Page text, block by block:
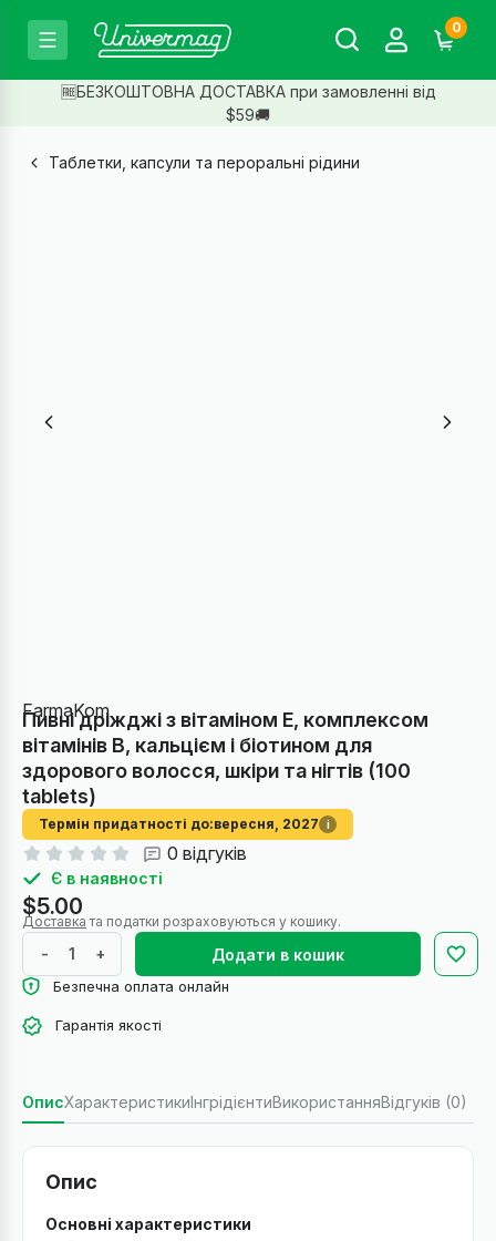
0
🆓БЕЗКОШТОВНА ДОСТАВКА при замовленні від
$59🚚
Таблетки, капсули та пероральні рідини
FarmaKom
Пивні дріжджі з вітаміном E, комплексом
вітамінів B, кальцієм і біотином для
здорового волосся, шкіри та нігтів (100
tablets)
Термін придатності до:вересня, 2027 i
0 відгуків
Є в наявності
$5.00
Доставка та податки розраховуються у кошику.
- + Додати в кошик
Безпечна оплата онлайн
Гарантія якості
ОписХарактеристикиІнгрідієнтиВикористанняВідгуків (0)
Опис
Основні характеристики